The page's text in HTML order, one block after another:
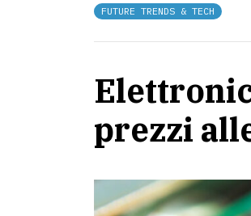
FUTURE TRENDS & TECH
prezzi